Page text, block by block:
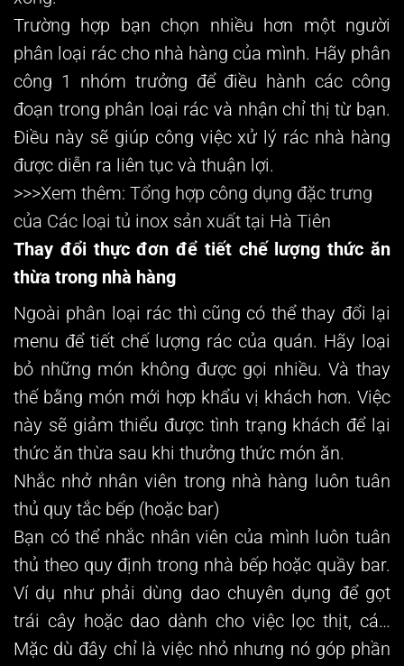
Trường hợp bạn chọn nhiều hơn một người
phân loại rác cho nhà hàng của mình. Hãy phân
công 1 nhóm trưởng để điều hành các công
đoạn trong phân loại rác và nhận chỉ thị từ bạn.
Điều này sẽ giúp công việc xử lý rác nhà hàng
được diễn ra liên tục và thuận lợi.
>>>Xem thêm: Tổng hợp công dụng đặc trưng
của Các loại tủ inox sản xuất tại Hà Tiên
Thay đổi thực đơn để tiết chế lượng thức ăn
thừa trong nhà hàng
Ngoài phân loại rác thì cũng có thể thay đổi lại
menu để tiết chế lượng rác của quán. Hãy loại
bỏ những món không được gọi nhiều. Và thay
thế bằng món mới hợp khẩu vị khách hơn. Việc
này sẽ giảm thiểu được tình trạng khách để lại
thức ăn thừa sau khi thưởng thức món ăn.
Nhắc nhở nhân viên trong nhà hàng luôn tuân
thủ quy tắc bếp (hoặc bar)
Bạn có thể nhắc nhân viên của mình luôn tuân
thủ theo quy định trong nhà bếp hoặc quầy bar.
Ví dụ như phải dùng dao chuyên dụng để gọt
trái cây hoặc dao dành cho việc lọc thịt, cá…
Mặc dù đây chỉ là việc nhỏ nhưng nó góp phần